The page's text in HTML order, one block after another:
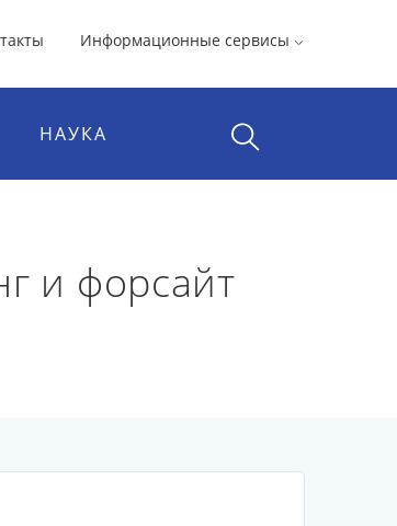
Информационные сервисы
НАУКА
и форсайт